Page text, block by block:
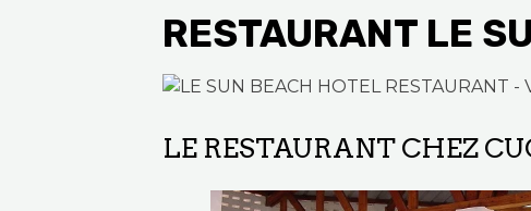
RESTAURANT LE
LE RESTAURANT CHEZ